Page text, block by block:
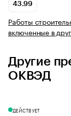
43.99
Работы
включенные в
Другие
ОКВЭД
ДЕЙСТВУЕТ